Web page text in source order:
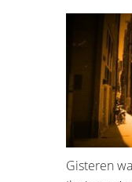
Gisteren